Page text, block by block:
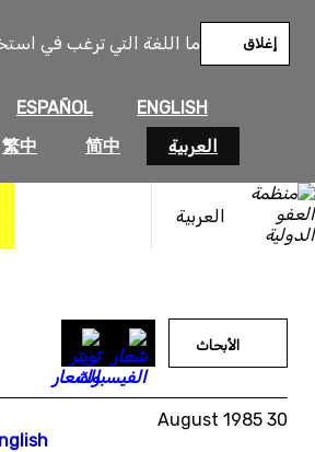
ما اللغة التي ترغب في
ENGLISH
ESPAÑOL
العربية
简中
繁中
إغلاق
العربية
المحتوى
الأبحاث
30 August 1985